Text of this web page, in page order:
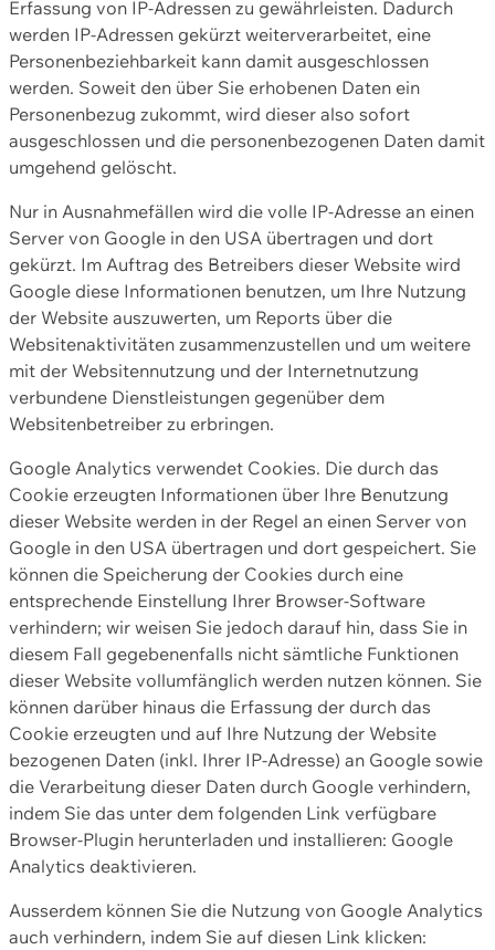
Erfassung von IP-Adressen zu gewährleisten. Dadurch
werden IP-Adressen gekürzt weiterverarbeitet, eine
Personenbeziehbarkeit kann damit ausgeschlossen
werden. Soweit den über Sie erhobenen Daten ein
Personenbezug zukommt, wird dieser also sofort
ausgeschlossen und die personenbezogenen Daten damit
umgehend gelöscht.
Nur in Ausnahmefällen wird die volle IP-Adresse an einen
Server von Google in den USA übertragen und dort
gekürzt. Im Auftrag des Betreibers dieser Website wird
Google diese Informationen benutzen, um Ihre Nutzung
der Website auszuwerten, um Reports über die
Websitenaktivitäten zusammenzustellen und um weitere
mit der Websitennutzung und der Internetnutzung
verbundene Dienstleistungen gegenüber dem
Websitenbetreiber zu erbringen.
Google Analytics verwendet Cookies. Die durch das
Cookie erzeugten Informationen über Ihre Benutzung
dieser Website werden in der Regel an einen Server von
Google in den USA übertragen und dort gespeichert. Sie
können die Speicherung der Cookies durch eine
entsprechende Einstellung Ihrer Browser-Software
verhindern; wir weisen Sie jedoch darauf hin, dass Sie in
diesem Fall gegebenenfalls nicht sämtliche Funktionen
dieser Website vollumfänglich werden nutzen können. Sie
können darüber hinaus die Erfassung der durch das
Cookie erzeugten und auf Ihre Nutzung der Website
bezogenen Daten (inkl. Ihrer IP-Adresse) an Google sowie
die Verarbeitung dieser Daten durch Google verhindern,
indem Sie das unter dem folgenden Link verfügbare
Browser-Plugin herunterladen und installieren: Google
Analytics deaktivieren.
Ausserdem können Sie die Nutzung von Google Analytics
auch verhindern, indem Sie auf diesen Link klicken: